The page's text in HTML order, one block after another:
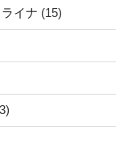
イナ (15)